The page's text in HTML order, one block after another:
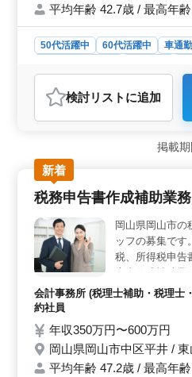
平均年齢 42.7歳 / 最高年
50代活躍中 60代活躍中 車通
会計事務所
おすすめポイント
＜税理士補助業務での安定し
北区の税務コンサルタント事
集です。顧問先巡回や税務会
どを担当します。経験を活か
ン経験者歓迎です。 ＜働き
契約社員・アルバイト・パート
ら選択できます。北長瀬駅か
場も完備されています。給与
で、通勤手当や賞与も支給さ
ており、働きながらスキル
験・資格要件＞ 日商簿記2級
年以上の方が対象です。大卒
歓迎されます。月平均での残業
とプライベートの両立が可能で
検討リスト に追加
掲載
新着
税務申告書作成補助業
岡山県岡山市の
ッフの募集で
税、所得税申告
告書作成補助業
四、普通車）使
会社規定により
完全週休2日制
ランスタッフも
会計事務所 (税理士補助・税理士
約社員
年収350万円〜600万円
岡山県岡山市中区平井 / 東
平均年齢 47.2歳 / 最高年